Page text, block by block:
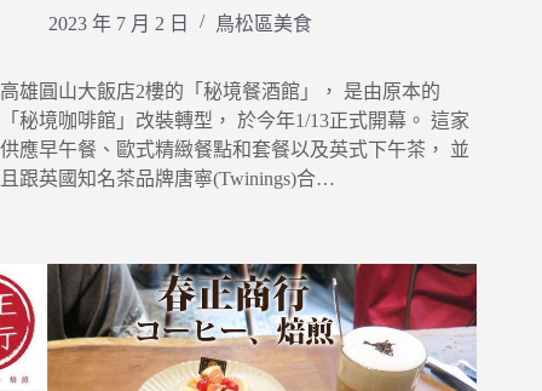
2023 年 7 月 2 日 鳥松區美食
高雄圓山大飯店2樓的「秘境餐酒館」， 是由原本的
「秘境咖啡館」改裝轉型， 於今年1/13正式開幕。 這家
供應早午餐、歐式精緻餐點和套餐以及英式下午茶， 並
且跟英國知名茶品牌唐寧(Twinings)合…